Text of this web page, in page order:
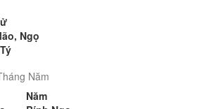
Ngọ
Năm
Năm